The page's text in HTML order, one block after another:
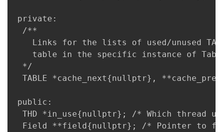
private:
  /**
Links for the lists of used/unused
table in the specific instance of
  */
TABLE *cache_next{nullptr},
public:
THD *in_use{nullptr}; /* Which thread
Field **field{nullptr}; /* Pointer to